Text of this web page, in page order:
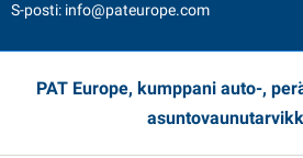
S-posti: info@pateurope.com
PAT Europe, kumppani auto-,